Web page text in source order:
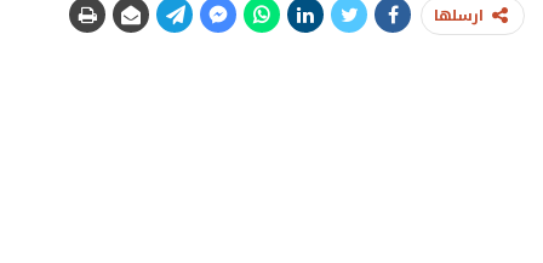
ارسلها